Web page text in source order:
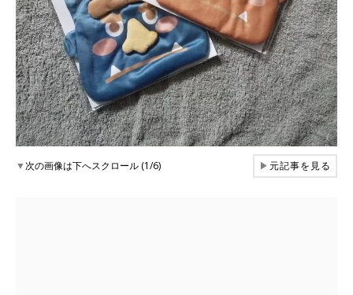
▼次の画像は下へスクロール (1/6) ▶元記事を見る